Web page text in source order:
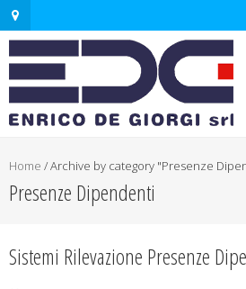
Home /Archive by category "Presenze
Presenze Dipendenti
Sistemi Rilevazione Presenze